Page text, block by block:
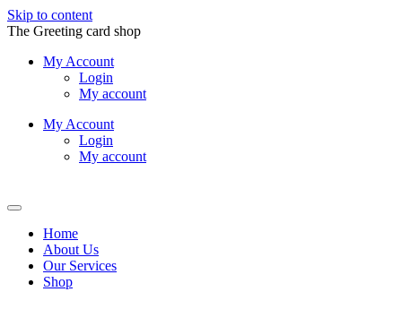
Skip to content
The Greeting card shop
My Account
Login
My account
My Account
Login
My account
Home
About Us
Our Services
Shop